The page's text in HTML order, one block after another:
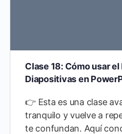
Clase 18: Cómo usar
Diapositivas en
👉 Esta es una clase
tranquilo y vuelve a
te confundan. Aquí